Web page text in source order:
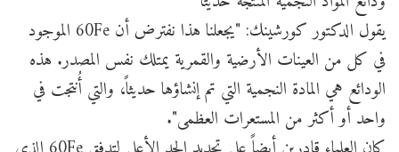
يقول الدكتور كورشينك: "يجعلنا هذا نفترض أن 60Fe الموجود
في كل من العينات الأرضية والقمرية يمتلك نفس المصدر. هذه
الودائع هي المادة النجمية التي تم إنشاؤها حديثاً، والتي أُنتجت في
واحد أو أكثر من المستعرات العظمى".